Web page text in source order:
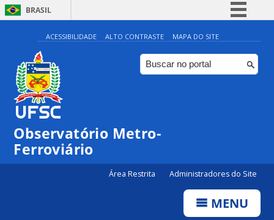
BRASIL
Simplifique!
Comunica BR
Participe
ACESSIBILIDADE ALTO CONTRASTE MAPA DO SITE
Observatório Metro-
Ferroviário
Área Restrita Administradores do Site
MENU